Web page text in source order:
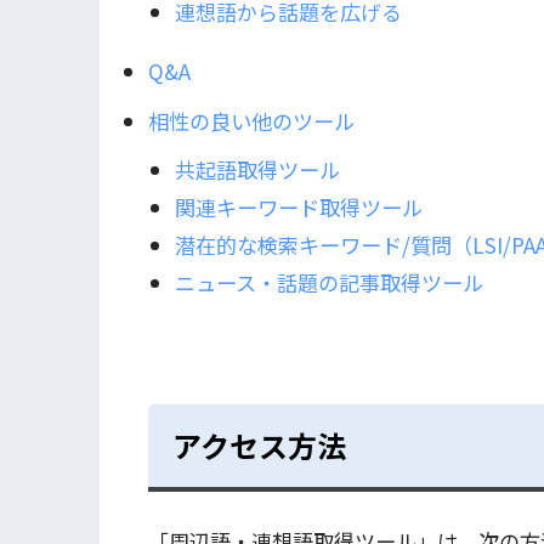
連想語から話題を広げる
Q&A
相性の良い他のツール
共起語取得ツール
関連キーワード取得ツール
潜在的な検索キーワード/質問（LSI/PAA
ニュース・話題の記事取得ツール
アクセス方法